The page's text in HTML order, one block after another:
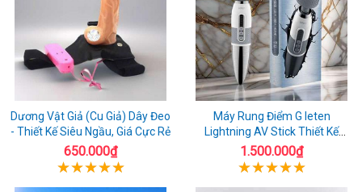
Dương Vật Giả (Cu Giả) Dây Đeo
- Thiết Kế Siêu Ngầu, Giá Cực Rẻ
650.000₫
Máy Rung Điểm G leten
Lightning AV Stick Thiết Kế
Thông Minh
1.500.000₫